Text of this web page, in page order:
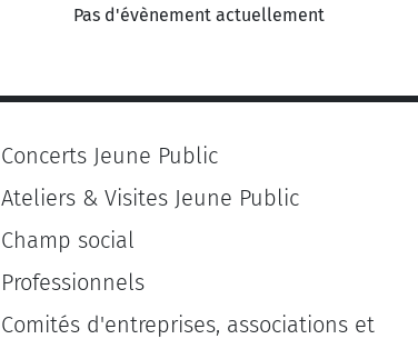
Pas d'évènement actuellement
Concerts Jeune Public
Ateliers & Visites Jeune Public
Champ social
Professionnels
Comités d'entreprises, associations et